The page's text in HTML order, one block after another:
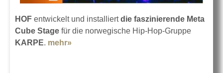
HOF entwickelt und installiertdie faszinierende Meta
Cube Stage für die norwegische Hip-Hop-Gruppe
KARPE. mehr»